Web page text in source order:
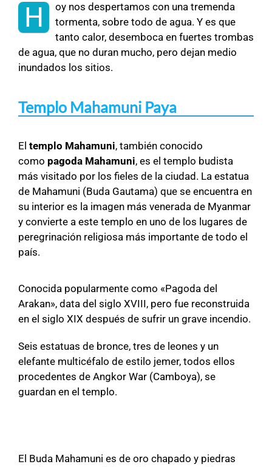
H
oy nos despertamos con una tremenda
tormenta, sobre todo de agua. Y es que
tanto calor, desemboca en fuertes trombas
de agua, que no duran mucho, pero dejan medio
inundados los sitios.
Templo Mahamuni Paya
El templo Mahamuni, también conocido
como pagoda Mahamuni, es el templo budista
más visitado por los fieles de la ciudad. La estatua
de Mahamuni (Buda Gautama) que se encuentra en
su interior es la imagen más venerada de Myanmar
y convierte a este templo en uno de los lugares de
peregrinación religiosa más importante de todo el
país.
Conocida popularmente como «Pagoda del
Arakan», data del siglo XVIII, pero fue reconstruida
en el siglo XIX después de sufrir un grave incendio.
Seis estatuas de bronce, tres de leones y un
elefante multicéfalo de estilo jemer, todos ellos
procedentes de Angkor War (Camboya), se
guardan en el templo.
El Buda Mahamuni es de oro chapado y piedras